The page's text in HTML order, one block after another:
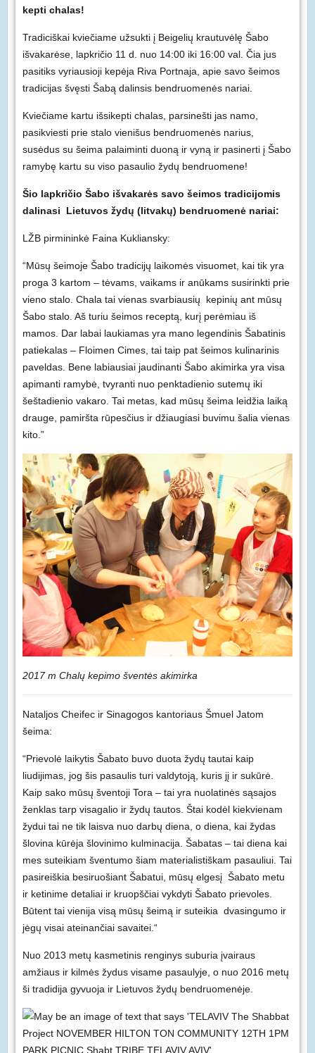
kepti chalas!
Tradiciškai kviečiame užsukti į Beigelių krautuvėlę Šabo
išvakarėse, lapkričio 11 d. nuo 14:00 iki 16:00 val. Čia jus
pasitiks vyriausioji kepėja Riva Portnaja, apie savo šeimos
tradicijas švęsti Šabą dalinsis bendruomenės nariai.
Kviečiame kartu išsikepti chalas, parsinešti jas namo,
pasikviesti prie stalo vienišus bendruomenės narius,
susėdus su šeima palaiminti duoną ir vyną ir pasinerti į Šabo
ramybę kartu su viso pasaulio žydų bendruomene!
Šio lapkričio Šabo išvakarės savo šeimos tradicijomis
dalinasi Lietuvos žydų (litvakų) bendruomenė nariai:
LŽB pirmininkė Faina Kukliansky:
“Mūsų šeimoje Šabo tradicijų laikomės visuomet, kai tik yra
proga 3 kartom – tėvams, vaikams ir anūkams susirinkti prie
vieno stalo. Chala tai vienas svarbiausių kepinių ant mūsų
Šabo stalo. Aš turiu šeimos receptą, kurį perėmiau iš
mamos. Dar labai laukiamas yra mano legendinis Šabatinis
patiekalas – Floimen Cimes, tai taip pat šeimos kulinarinis
paveldas. Bene labiausiai jaudinanti Šabo akimirka yra visa
apimanti ramybė, tvyranti nuo penktadienio sutemų iki
šeštadienio vakaro. Tai metas, kad mūsų šeima leidžia laiką
drauge, pamiršta rūpesčius ir džiaugiasi buvimu šalia vienas
kito.”
2017 m Chalų kepimo šventės akimirka
Nataljos Cheifec ir Sinagogos kantoriaus Šmuel Jatom
šeima:
“Prievolė laikytis Šabato buvo duota žydų tautai kaip
liudijimas, jog šis pasaulis turi valdytoją, kuris jį ir sukūrė.
Kaip sako mūsų šventoji Tora – tai yra nuolatinės sąsajos
ženklas tarp visagalio ir žydų tautos. Štai kodėl kiekvienam
žydui tai ne tik laisva nuo darbų diena, o diena, kai žydas
šlovina kūrėja šlovinimo kulminacija. Šabatas – tai diena kai
mes suteikiam šventumo šiam materialistiškam pasauliui. Tai
pasireiškia besiruošiant Šabatui, mūsų elgesį Šabato metu
ir ketinime detaliai ir kruopščiai vykdyti Šabato prievoles.
Būtent tai vienija visą mūsų šeimą ir suteikia dvasingumo ir
jėgų visai ateinančiai savaitei.“
Nuo 2013 metų kasmetinis renginys suburia įvairaus
amžiaus ir kilmės žydus visame pasaulyje, o nuo 2016 metų
ši tradidija gyvuoja ir Lietuvos žydų bendruomenėje.